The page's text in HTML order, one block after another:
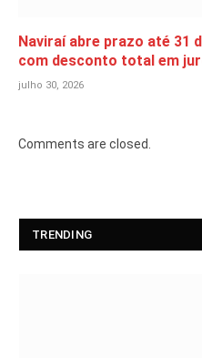
Naviraí abre prazo até 31
com desconto total em
julho 30, 2026
Comments are closed.
TRENDING